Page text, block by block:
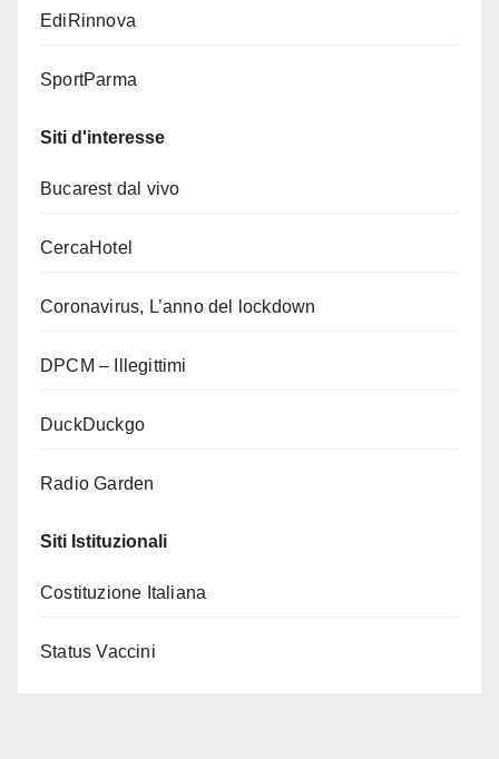
EdiRinnova
SportParma
Siti d'interesse
Bucarest dal vivo
CercaHotel
Coronavirus, L’anno del lockdown
DPCM – Illegittimi
DuckDuckgo
Radio Garden
Siti Istituzionali
Costituzione Italiana
Status Vaccini